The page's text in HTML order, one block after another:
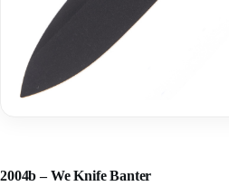
2004b – We Knife Banter